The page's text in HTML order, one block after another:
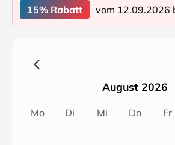
15% Rabatt vom 12.09.2026
August 2026
Mo Di Mi Do Fr